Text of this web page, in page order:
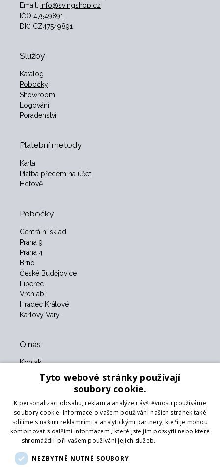
Email: info@svingshop.cz
IČO 47549891
DIČ CZ47549891
Služby
Katalog
Pobočky
Showroom
Logování
Poradenství
Platební metody
Karta
Platba předem na účet
Hotově
Pobočky
Centrální sklad
Praha 9
Praha 4
Brno
České Budějovice
Liberec
Vrchlabí
Hradec Králové
Karlovy Vary
O nás
Kontakt
Obchodní podmínky
Naši partneři
Formulář pro vrácení zboží
Vrácení zboží
Doprava
Tyto webové stránky používají
soubory cookie.
K personalizaci obsahu, reklam a analýze návštěvnosti používáme
soubory cookie. Informace o vašem používání našich stránek také
sdílíme s našimi reklamními a analytickými partnery, kteří je mohou
kombinovat s dalšími informacemi, které jste jim poskytli nebo které
shromáždili při vašem používání jejich služeb.
NEZBYTNĚ NUTNÉ SOUBORY